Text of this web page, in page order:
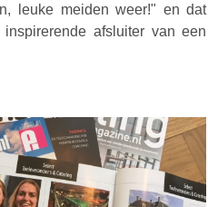
leuke meiden weer!" en dat
afsluiter van een